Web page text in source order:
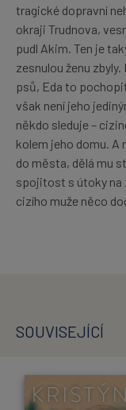
tragické dopravní
okraji Trudnova,
pudl Akim. Ten je
zesnulou ženu
psů, Eda to
však není jeho
někdo sleduje –
kolem jeho domu. A
do města, dělá mu
spojitost s útoky na
cizího muže něco
SOUVISEJÍCÍ